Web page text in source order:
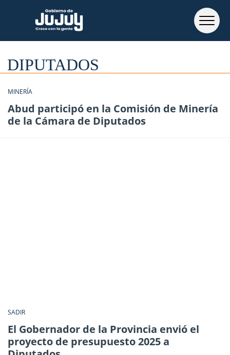
DIPUTADOS
MINERÍA
Abud participó en la Comisión de Minería
de la Cámara de Diputados
SADIR
El Gobernador de la Provincia envió el
proyecto de presupuesto 2025 a